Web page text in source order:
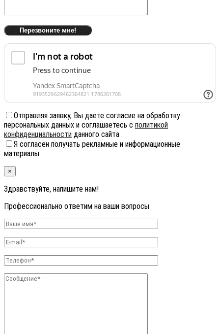
Отправляя заявку, Вы даете согласие на обработку
персональных данных и соглашаетесь с политикой
конфиденциальности данного сайта
Я согласен получать рекламные и информационные
материалы
×
Здравствуйте, напишите нам!
Профессионально ответим на ваши вопросы